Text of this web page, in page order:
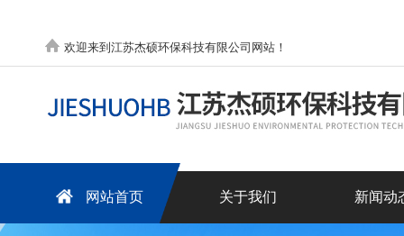
欢迎来到江苏杰硕环保科技有限公司网站！
网站首页 关于我们 新闻动